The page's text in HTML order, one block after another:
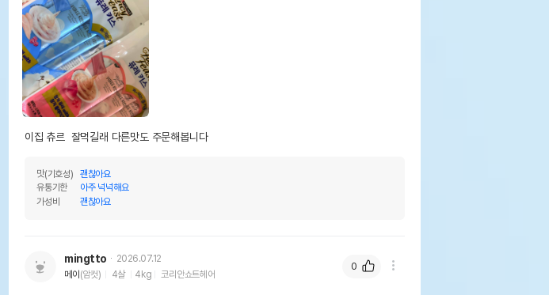
이집 츄르  잘먹길래 다른맛도 주문해봅니다
맛(기호성)
괜찮아요
유통기한
아주 넉넉해요
가성비
괜찮아요
mingtto
2026.07.12
메이(암컷) 4살 4kg 코리안쇼트헤어
0